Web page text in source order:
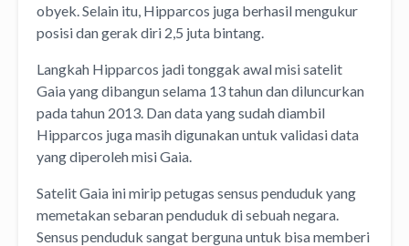
obyek. Selain itu, Hipparcos juga berhasil mengukur
posisi dan gerak diri 2,5 juta bintang.
Langkah Hipparcos jadi tonggak awal misi satelit
Gaia yang dibangun selama 13 tahun dan diluncurkan
pada tahun 2013. Dan data yang sudah diambil
Hipparcos juga masih digunakan untuk validasi data
yang diperoleh misi Gaia.
Satelit Gaia ini mirip petugas sensus penduduk yang
memetakan sebaran penduduk di sebuah negara.
Sensus penduduk sangat berguna untuk bisa memberi